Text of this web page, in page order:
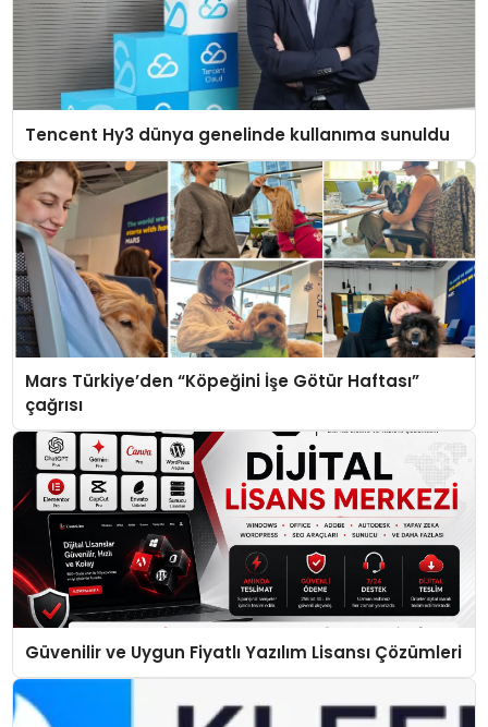
Tencent Hy3 dünya genelinde kullanıma sunuldu
Mars Türkiye’den “Köpeğini İşe Götür Haftası”
çağrısı
Güvenilir ve Uygun Fiyatlı Yazılım Lisansı Çözümleri